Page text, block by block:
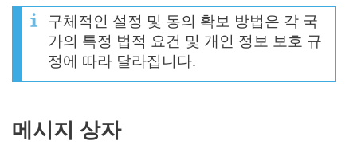
구체적인 설정 및 동의 확보 방법은 각 국
가의 특정 법적 요건 및 개인 정보 보호 규
정에 따라 달라집니다.
메시지 상자